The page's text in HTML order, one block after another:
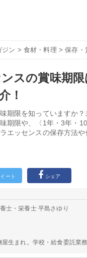
ジン > 食材・料理 >保存・
スの賞味期
！
期限を知っていますか
期限や、〈1年・3年・
エッセンスの保存方法
ート シェア
士・栄養士 平島さゆり
屋生まれ。学校・給食委託業